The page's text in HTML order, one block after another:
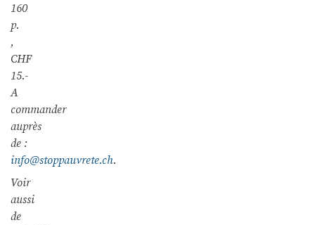
160
p.
,
CHF
15.-
A
commander
auprès
de :
info@stoppauvrete.ch.
Voir
aussi
de